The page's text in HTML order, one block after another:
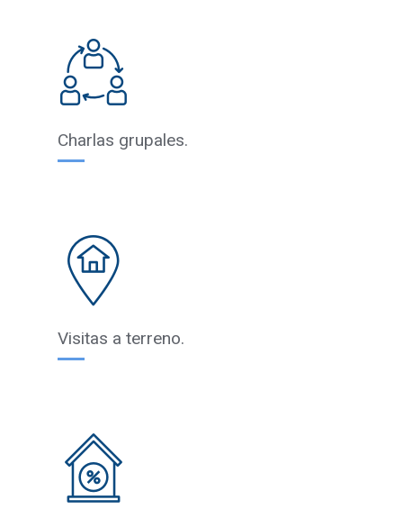
Charlas grupales.
Visitas a terreno.